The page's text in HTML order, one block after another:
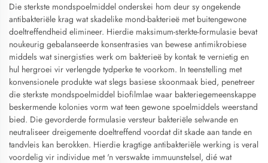
Die sterkste mondspoelmiddel onderskei hom deur sy ongekende
antibakteriële krag wat skadelike mond-bakterieë met buitengewone
doeltreffendheid elimineer. Hierdie maksimum-sterkte-formulasie bevat
noukeurig gebalanseerde konsentrasies van bewese antimikrobiese
middels wat sinergisties werk om bakterieë by kontak te vernietig en
hul hergroei vir verlengde tydperke te voorkom. In teenstelling met
konvensionele produkte wat slegs basiese skoonmaak bied, penetreer
die sterkste mondspoelmiddel biofilmlae waar bakteriegemeenskappe
beskermende kolonies vorm wat teen gewone spoelmiddels weerstand
bied. Die gevorderde formulasie versteur bakteriële selwande en
neutraliseer dreigemente doeltreffend voordat dit skade aan tande en
tandvleis kan berokken. Hierdie kragtige antibakteriële werking is veral
voordelig vir individue met 'n verswakte immuunstelsel, dié wat